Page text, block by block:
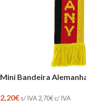
Mini Bandeira
2,20€s/ IVA 2,70€c/ IVA